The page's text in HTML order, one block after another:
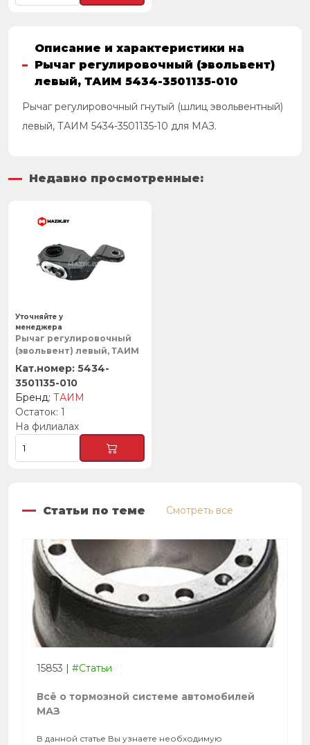
Описание и характеристики на
Рычаг регулировочный (эвольвент)
левый, ТАИМ 5434-3501135-010
Рычаг регулировочный гнутый (шлиц эвольвентный)
левый, ТАИМ 5434-3501135-10 для МАЗ.
Недавно просмотренные:
Рычаг регулировочный
(эвольвент) левый, ТАИМ
5434-
3501135-010
ТАИМ
1
На филиалах
Уточняйте у
менеджера
Статьи по теме Смотреть все
15853 | #Статьи
Всё о тормозной системе автомобилей
МАЗ
В данной статье Вы узнаете необходимую